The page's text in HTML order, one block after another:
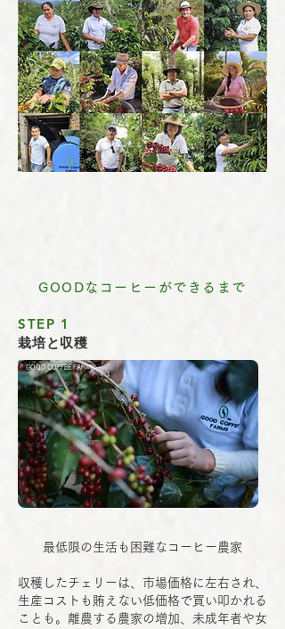
GOODなコーヒーができるまで
STEP 1
​栽培と収穫
GOOD COFFEE FARMS
最低限の生活も困難なコーヒー農家
収穫したチェリーは、市場価格に左右され、
生産コストも賄えない低価格で買い叩かれる
ことも。離農する農家の増加、未成年者や​女